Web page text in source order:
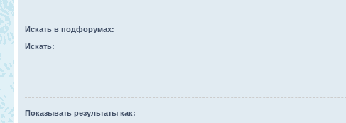
Искать в подфорумах:
Искать:
Показывать результаты как: